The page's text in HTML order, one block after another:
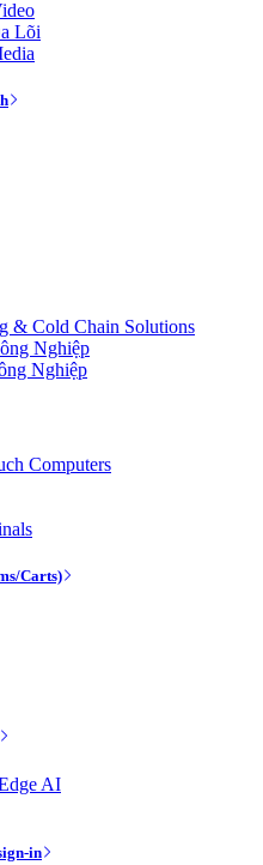
Lõi
& Cold Chain Solutions
Nghiệp
Nghiệp
Computers
Carts)
AI
in